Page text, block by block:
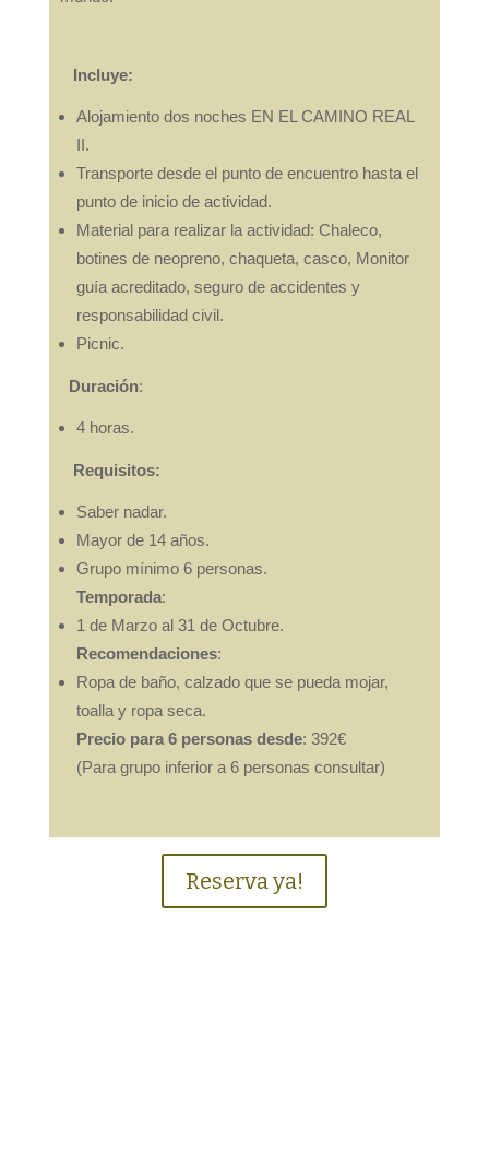
Incluye:
Alojamiento dos noches EN EL CAMINO REAL
II.
Transporte desde el punto de encuentro hasta el
punto de inicio de actividad.
Material para realizar la actividad: Chaleco,
botines de neopreno, chaqueta, casco, Monitor
guía acreditado, seguro de accidentes y
responsabilidad civil.
Picnic.
Duración:
4 horas.
Requisitos:
Saber nadar.
Mayor de 14 años.
Grupo mínimo 6 personas.
Temporada:
1 de Marzo al 31 de Octubre.
Recomendaciones:
Ropa de baño, calzado que se pueda mojar,
toalla y ropa seca.
Precio para 6 personas desde: 392€
(Para grupo inferior a 6 personas consultar)
Reserva ya!